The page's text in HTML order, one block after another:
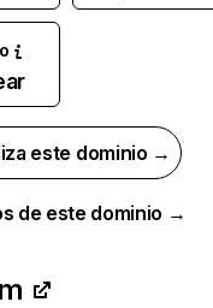
este dominio →
de este dominio →